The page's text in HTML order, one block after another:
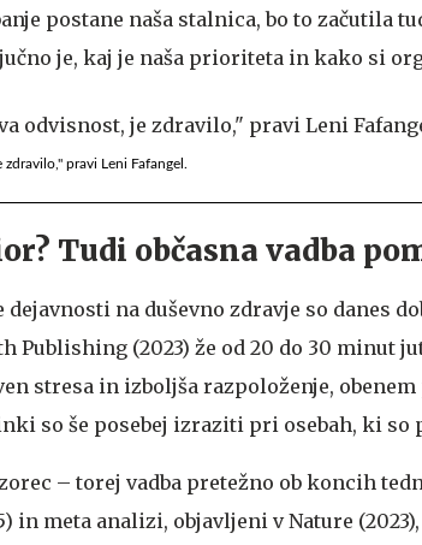
postane naša stalnica, bo to začutila
je, kaj je naša prioriteta in kako si
pravi Leni Fafangel.
Tudi občasna vadba
na duševno zdravje so danes
Publishing (2023) že od 20 do 30 minut
stresa in izboljša razpoloženje,
so še posebej izraziti pri osebah, ki
– torej vadba pretežno ob koncih
in meta analizi, objavljeni v Nature